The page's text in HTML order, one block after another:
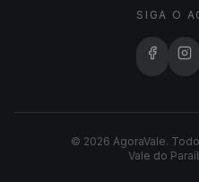
SIGA O
© 2026 AgoraVale.
Vale do